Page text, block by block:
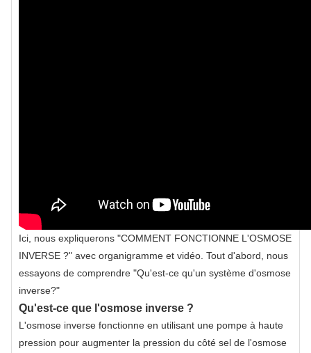
Ici, nous expliquerons "COMMENT FONCTIONNE L'OSMOSE
INVERSE ?" avec organigramme et vidéo. Tout d'abord, nous
essayons de comprendre "Qu'est-ce qu'un système d'osmose
inverse?"
Qu'est-ce que l'osmose inverse ?
L'osmose inverse fonctionne en utilisant une pompe à haute
pression pour augmenter la pression du côté sel de l'osmose